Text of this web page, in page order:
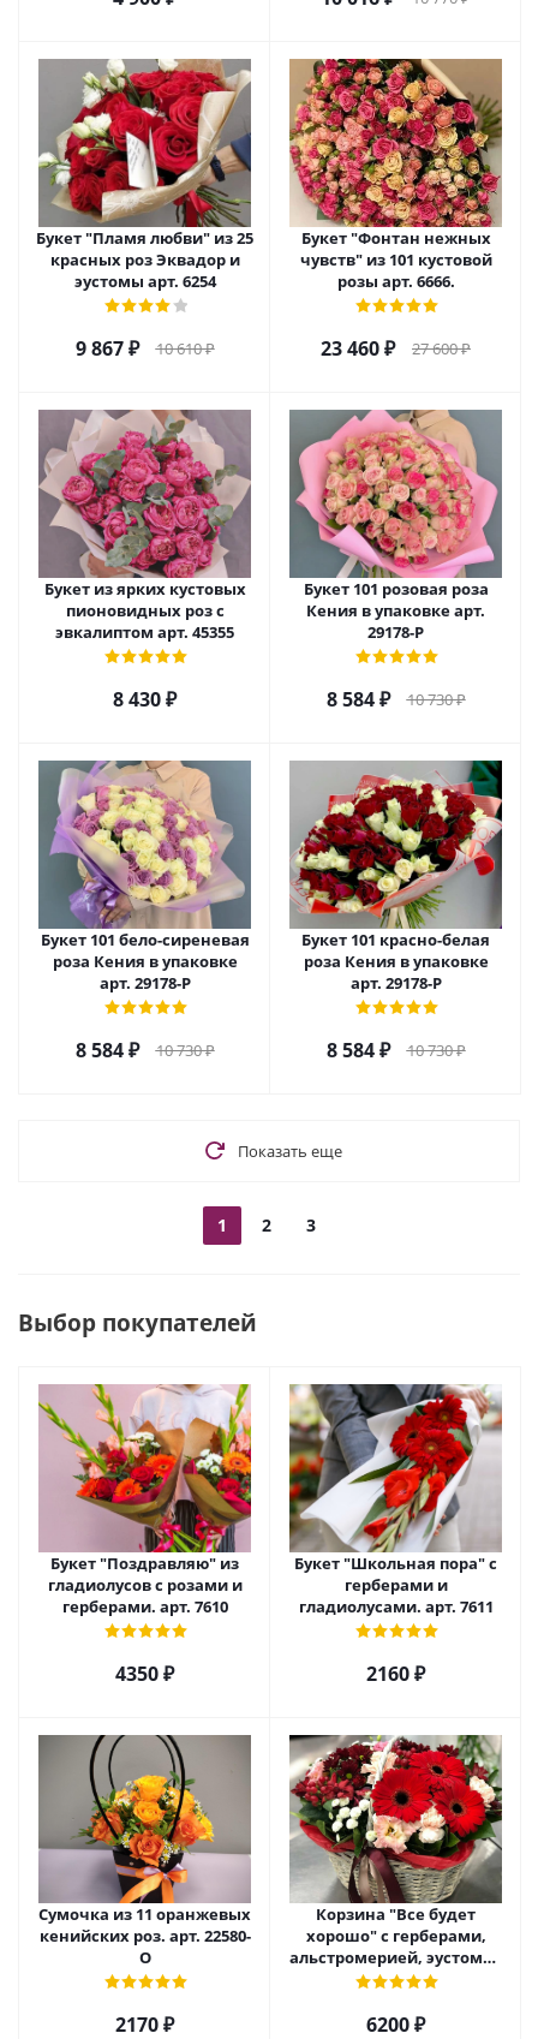
Букет "Пламя любви" из 25
красных роз Эквадор и
эустомы арт. 6254
9 867₽ 10 610₽
Букет "Фонтан нежных
чувств" из 101 кустовой
розы арт. 6666.
23 460₽ 27 600₽
Букет из ярких кустовых
пионовидных роз с
эвкалиптом арт. 45355
8 430₽
Букет 101 розовая роза
Кения в упаковке арт.
29178-Р
8 584₽ 10 730₽
Букет 101 бело-сиреневая
роза Кения в упаковке
арт. 29178-Р
8 584₽ 10 730₽
Букет 101 красно-белая
роза Кения в упаковке
арт. 29178-Р
8 584₽ 10 730₽
Показать еще
1 2 3
Выбор покупателей
Букет "Поздравляю" из
гладиолусов с розами и
герберами. арт. 7610
4350 ₽
Букет "Школьная пора" с
герберами и
гладиолусами. арт. 7611
2160 ₽
Сумочка из 11 оранжевых
кенийских роз. арт. 22580-
О
2170 ₽
Корзина "Все будет
хорошо" с герберами,
альстромерией, эустомой
и хризантемой арт. 22461
6200 ₽